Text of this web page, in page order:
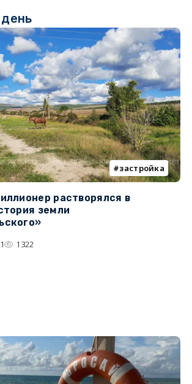
застройка
растворялся в
земли
1322